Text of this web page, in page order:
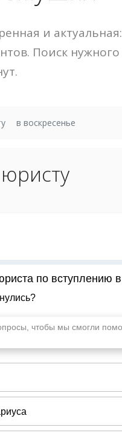
и актуальная:
Поиск нужного
в воскресенье